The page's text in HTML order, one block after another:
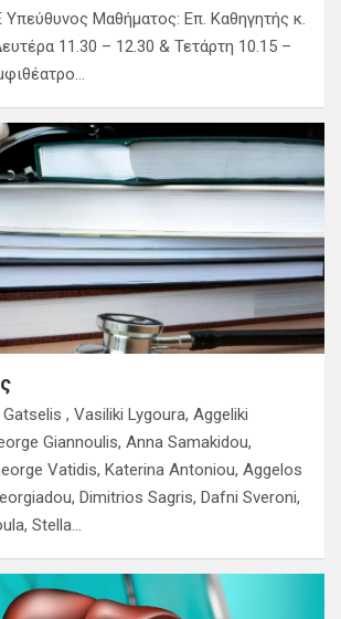
Μαθήματος: Επ. Καθηγητής κ.
11.30 – 12.30 & Τετάρτη 10.15 –
, Vasiliki Lygoura, Aggeliki
Giannoulis, Anna Samakidou,
Vatidis, Katerina Antoniou, Aggelos
Dimitrios Sagris, Dafni Sveroni,
Stella…